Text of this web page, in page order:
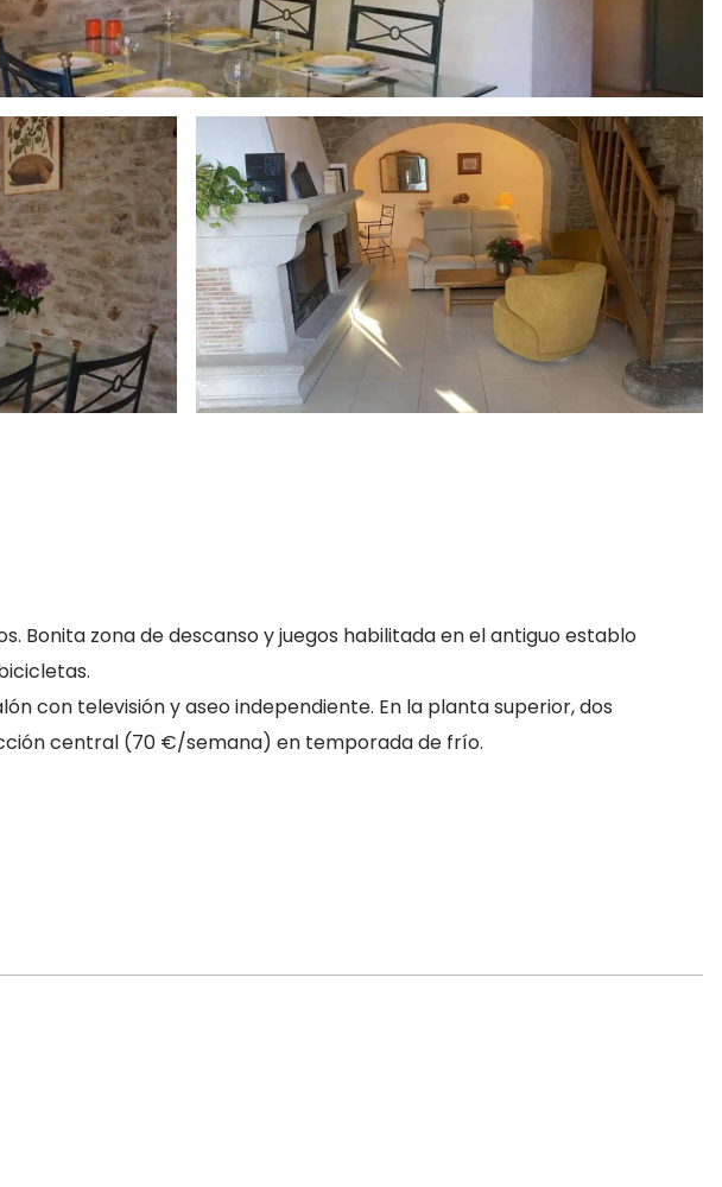
Bonita zona de descanso y juegos habilitada en el antiguo establo
con televisión y aseo independiente. En la planta superior, dos
central (70 €/semana) en temporada de frío.